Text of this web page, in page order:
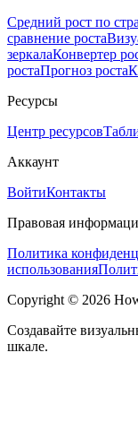
Средний рост по
сравнение роста
зеркалаКонвертер
ростаПрогноз роста
Ресурсы
Центр ресурсов
Аккаунт
ВойтиКонтакты
Правовая
Политика
использования
Copyright © 2026
Создавайте
шкале.